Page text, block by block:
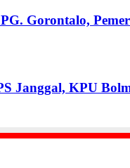
Gorontalo,
Janggal, KPU